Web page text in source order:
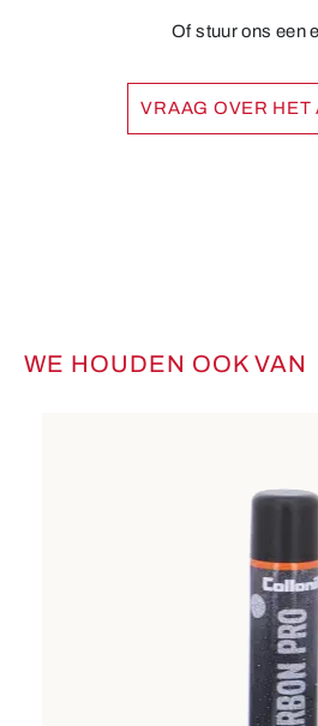
Of stuur ons een
VRAAG OVER HET
Productgalerij overslaan
WE HOUDEN OOK VAN